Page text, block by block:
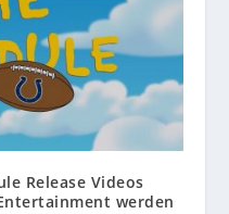
Release Videos
werden